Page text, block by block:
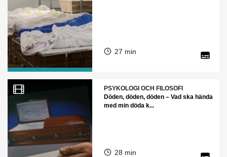
27 min
PSYKOLOGI OCH FILOSOFI
Döden, döden, döden – Vad ska hända
med min döda k...
28 min